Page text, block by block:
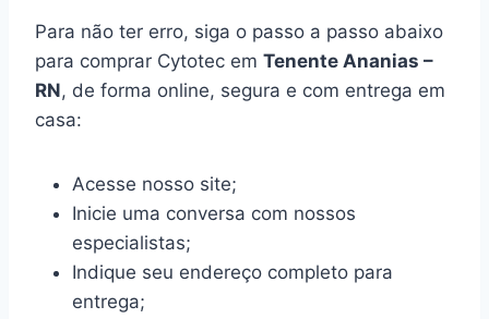
Para não ter erro, siga o passo a passo abaixo
para comprar Cytotec em Tenente Ananias –
RN, de forma online, segura e com entrega em
casa:
Acesse nosso site;
Inicie uma conversa com nossos
especialistas;
Indique seu endereço completo para
entrega;